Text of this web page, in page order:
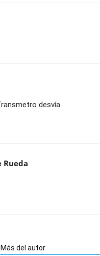
desvía
Rueda
Más del autor